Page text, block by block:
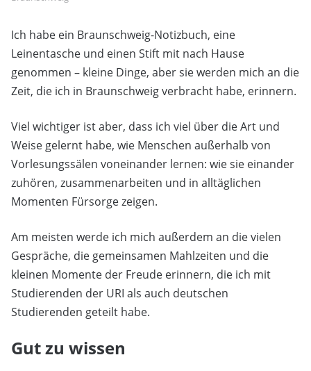
Ich habe ein Braunschweig-Notizbuch, eine
Leinentasche und einen Stift mit nach Hause
genommen – kleine Dinge, aber sie werden mich an die
Zeit, die ich in Braunschweig verbracht habe, erinnern.
Viel wichtiger ist aber, dass ich viel über die Art und
Weise gelernt habe, wie Menschen außerhalb von
Vorlesungssälen voneinander lernen: wie sie einander
zuhören, zusammenarbeiten und in alltäglichen
Momenten Fürsorge zeigen.
Am meisten werde ich mich außerdem an die vielen
Gespräche, die gemeinsamen Mahlzeiten und die
kleinen Momente der Freude erinnern, die ich mit
Studierenden der URI als auch deutschen
Studierenden geteilt habe.
Gut zu wissen